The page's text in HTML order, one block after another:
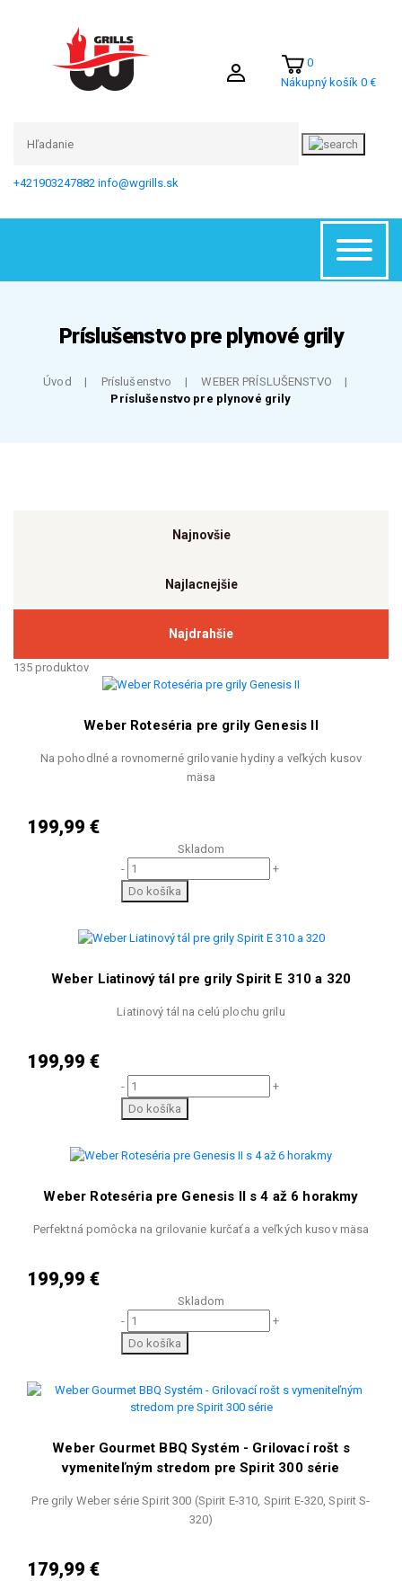
+421903247882 info@wgrills.sk
0
Nákupný košík 0 €
Príslušenstvo pre plynové grily
Úvod Príslušenstvo
WEBER PRÍSLUŠENSTVO
Príslušenstvo pre plynové grily
Najnovšie
Najlacnejšie
Najdrahšie
135 produktov
Weber Roteséria pre grily Genesis II
Na pohodlné a rovnomerné grilovanie hydiny a veľkých kusov
mäsa
199,99 €
Skladom
-
+
Do košíka
Weber Liatinový tál pre grily Spirit E 310 a 320
Liatinový tál na celú plochu grilu
199,99 €
-
+
Do košíka
Weber Roteséria pre Genesis II s 4 až 6 horakmy
Perfektná pomôcka na grilovanie kurčaťa a veľkých kusov mäsa
199,99 €
Skladom
-
+
Do košíka
Weber Gourmet BBQ Systém - Grilovací rošt s
vymeniteľným stredom pre Spirit 300 série
Pre grily Weber série Spirit 300 (Spirit E-310, Spirit E-320, Spirit S-
320)
179,99 €